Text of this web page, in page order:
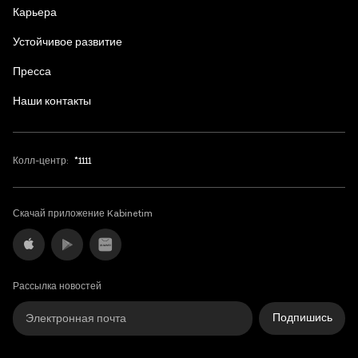
Карьера
Устойчивое развитие
Пресса
Наши контакты
Колл-центр: *1111
Скачай приложение Kabinetim
Рассылка новостей
Подпишись